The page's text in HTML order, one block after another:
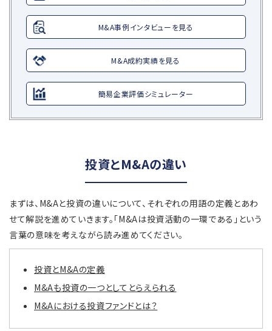
M&A事例インタビューを見る
M&A成約実績を見る
簡易企業評価シミュレーター
投資とM&Aの違い
まずは、M&Aと投資の違いについて、それぞれの用語の定義とあわ
せて解説を進めていきます。「M&Aは投資活動の一環である」という
言葉の意味を考えながら読み進めてください。
投資とM&Aの定義
M&Aも投資の一つとしてとらえられる
M&Aにおける投資ファンドとは？